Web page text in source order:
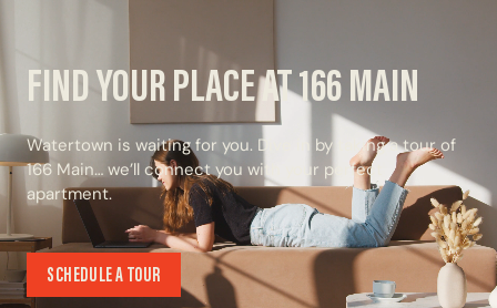
FIND YOUR PLACE AT 166 MAIN
Watertown is waiting for you. Dive in by taking a tour of
166 Main… we’ll connect you with your perfect
apartment.
SCHEDULE A TOUR
SCHEDULE A TOUR